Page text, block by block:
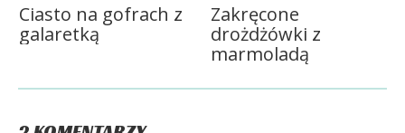
Ciasto na gofrach z
galaretką
Zakręcone
drożdżówki z
marmoladą